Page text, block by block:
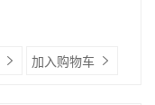
加入购物车